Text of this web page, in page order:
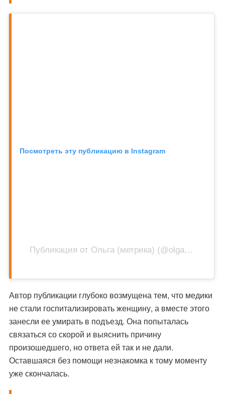
Посмотреть эту публикацию в Instagram
Публикация от Ольга (метрика) (@olga3766)
Автор публикации глубоко возмущена тем, что медики
не стали госпитализировать женщину, а вместе этого
занесли ее умирать в подъезд. Она попыталась
связаться со скорой и выяснить причину
произошедшего, но ответа ей так и не дали.
Оставшаяся без помощи незнакомка к тому моменту
уже скончалась.